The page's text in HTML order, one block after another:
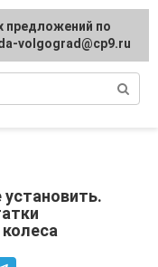
предложений по
volgograd@cp9.ru